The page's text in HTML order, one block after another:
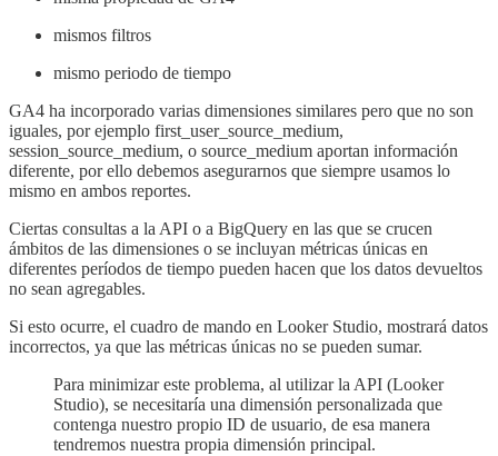
mismos filtros
mismo periodo de tiempo
GA4 ha incorporado varias dimensiones similares pero que no son
iguales, por ejemplo first_user_source_medium,
session_source_medium, o source_medium aportan información
diferente, por ello debemos asegurarnos que siempre usamos lo
mismo en ambos reportes.
Ciertas consultas a la API o a BigQuery en las que se crucen
ámbitos de las dimensiones o se incluyan métricas únicas en
diferentes períodos de tiempo pueden hacen que los datos devueltos
no sean agregables.
Si esto ocurre, el cuadro de mando en Looker Studio, mostrará datos
incorrectos, ya que las métricas únicas no se pueden sumar.
Para minimizar este problema, al utilizar la API (Looker
Studio), se necesitaría una dimensión personalizada que
contenga nuestro propio ID de usuario, de esa manera
tendremos nuestra propia dimensión principal.